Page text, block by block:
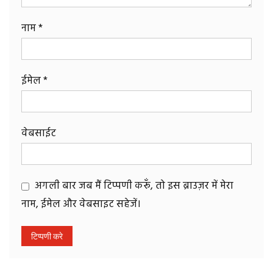
नाम*
ईमेल*
वेबसाईट
अगली बार जब मैं टिप्पणी करूँ, तो इस ब्राउज़र में मेरा
नाम, ईमेल और वेबसाइट सहेजें।